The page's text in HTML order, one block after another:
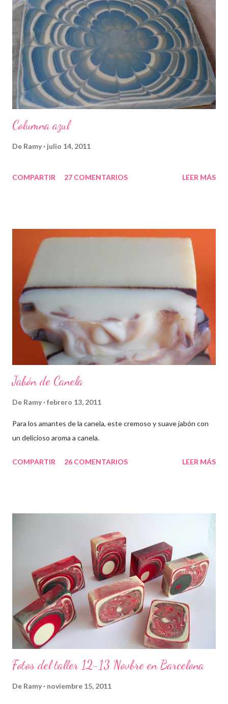
Columna azul
De Ramy julio 14, 2011
COMPARTIR 27 COMENTARIOS LEER MÁS
Jabón de Canela
De Ramy febrero 13, 2011
Para los amantes de la canela, este cremoso y suave jabón con
un delicioso aroma a canela.
COMPARTIR 26 COMENTARIOS LEER MÁS
Fotos del taller 12-13 Novbre en Barcelona
De Ramy noviembre 15, 2011